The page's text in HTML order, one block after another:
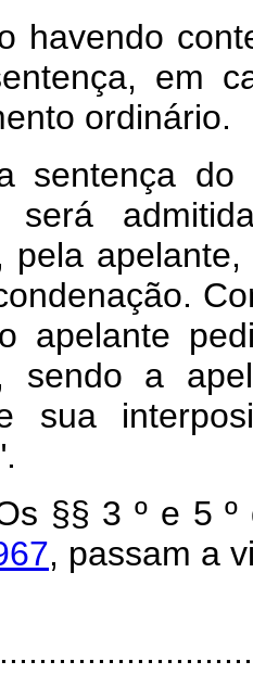
havendo
em
ordinário.
sentença
será
pela
apelante
sendo a
sua
§§ 3 º e 5
, passam a